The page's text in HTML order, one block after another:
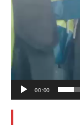
00:00